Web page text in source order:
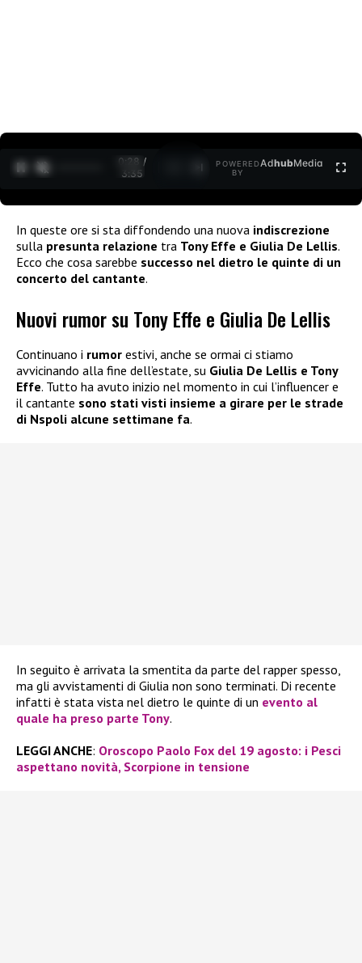
0:30 /
3:35
POWERED
BY
AdhubMedia
In queste ore si sta diffondendo una nuova indiscrezione
sulla presunta relazione tra Tony Effe e Giulia De Lellis.
Ecco che cosa sarebbe successo nel dietro le quinte di un
concerto del cantante.
Nuovi rumor su Tony Effe e Giulia De Lellis
Continuano i rumor estivi, anche se ormai ci stiamo
avvicinando alla fine dell’estate, su Giulia De Lellis e Tony
Effe. Tutto ha avuto inizio nel momento in cui l’influencer e
il cantante sono stati visti insieme a girare per le strade
di Nspoli alcune settimane fa.
In seguito è arrivata la smentita da parte del rapper spesso,
ma gli avvistamenti di Giulia non sono terminati. Di recente
infatti è stata vista nel dietro le quinte di un evento al
quale ha preso parte Tony.
LEGGI ANCHE: Oroscopo Paolo Fox del 19 agosto: i Pesci
aspettano novità, Scorpione in tensione